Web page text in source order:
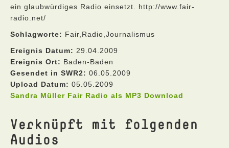
ein glaubwürdiges Radio einsetzt. http://www.fair-
radio.net/
Schlagworte: Fair,Radio,Journalismus
Ereignis Datum: 29.04.2009
Ereignis Ort: Baden-Baden
Gesendet in SWR2: 06.05.2009
Upload Datum: 05.05.2009
Sandra Müller Fair Radio als MP3 Download
Verknüpft mit folgenden
Audios